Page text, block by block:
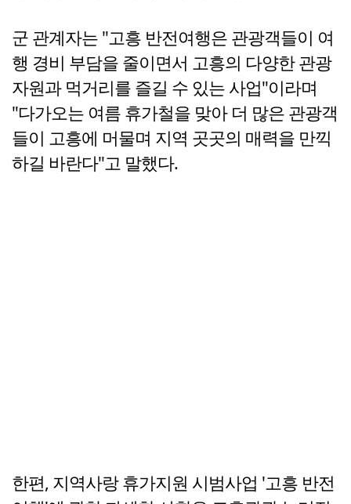
군 관계자는 "고흥 반전여행은 관광객들이 여
행 경비 부담을 줄이면서 고흥의 다양한 관광
자원과 먹거리를 즐길 수 있는 사업"이라며
"다가오는 여름 휴가철을 맞아 더 많은 관광객
들이 고흥에 머물며 지역 곳곳의 매력을 만끽
하길 바란다"고 말했다.
한편, 지역사랑 휴가지원 시범사업 '고흥 반전